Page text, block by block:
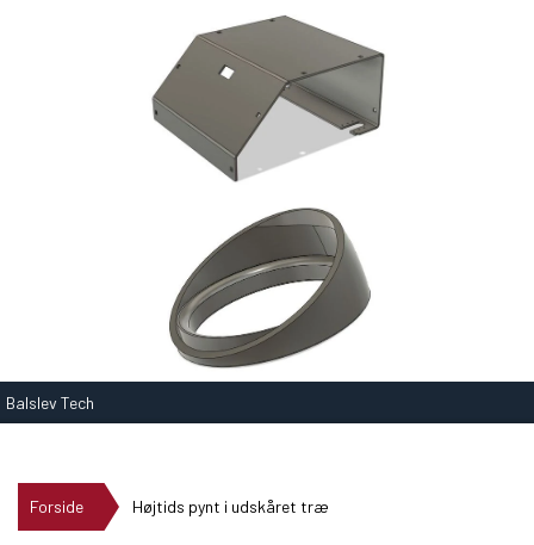
Balslev Tech
Forside Højtids pynt i udskåret træ